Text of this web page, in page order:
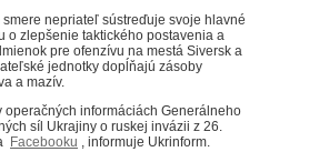
smere nepriateľ sústreďuje svoje hlavné
o zlepšenie taktického postavenia a
pre ofenzívu na mestá Siversk a
jednotky dopĺňajú zásoby
a mazív.
operačných informáciách Generálneho
síl Ukrajiny o ruskej invázii z 26.
Facebooku , informuje Ukrinform.